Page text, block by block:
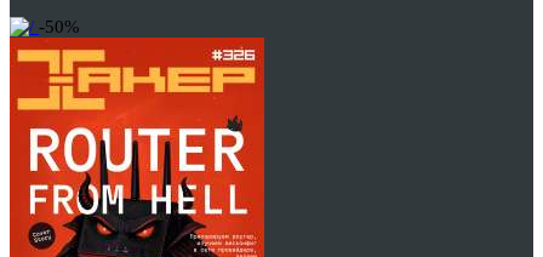
-50%